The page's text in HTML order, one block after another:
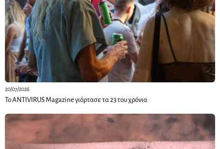
20/07/2026
Το ANTIVIRUS Magazine γιόρτασε τα 23 του χρόνια